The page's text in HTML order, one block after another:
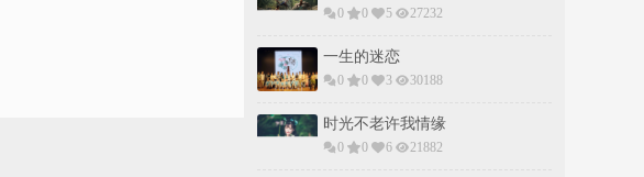
0 0 5 27232
一生的迷恋
0 0 3 30188
时光不老许我情缘
0 0 6 21882